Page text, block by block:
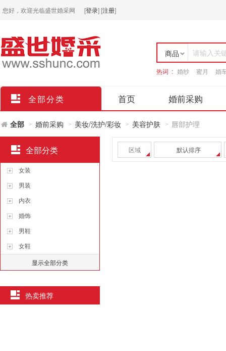
您好，欢迎光临盛世婚采网 [登录][注册]
商品
店铺
请输入关
热词 : 婚纱 蜜月 婚
全部分类 首页 婚前采购
全部 > 婚前采购 > 美妆/洗护/彩妆 > 美容护肤 > 唇部护理
区域 默认排序
全部分类
女装
男装
内衣
婚饰
男鞋
女鞋
显示全部分类
热卖推荐